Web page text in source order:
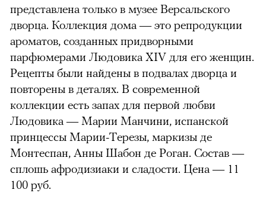
00:00 /00:00
представлена только в музее Версальского
дворца. Коллекция дома — это репродукции
ароматов, созданных придворными
парфюмерами Людовика XIV для его женщин.
Рецепты были найдены в подвалах дворца и
повторены в деталях. В современной
коллекции есть запах для первой любви
Людовика — Марии Манчини, испанской
принцессы Марии-Терезы, маркизы де
Монтеспан, Анны Шабон де Роган. Состав —
сплошь афродизиаки и сладости. Цена — 11
100 руб.